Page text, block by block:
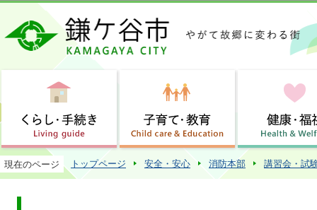
この
現在のページ トップページ 安全・安心 消防本部 講習会・試